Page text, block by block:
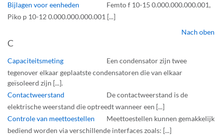
Bijlagen voor eenheden
Femto f 10-15 0.000.000.000.001,
Piko p 10-12 0.000.000.000.001 [...]
Nach oben
C
Capaciteitsmeting
Een condensator zijn twee
tegenover elkaar geplaatste condensatoren die van elkaar
geïsoleerd zijn [...].
Contactweerstand
De contactweerstand is de
elektrische weerstand die optreedt wanneer een [...]
Controle van meettoestellen
Meettoestellen kunnen gemakkelijk
bediend worden via verschillende interfaces zoals: [...]